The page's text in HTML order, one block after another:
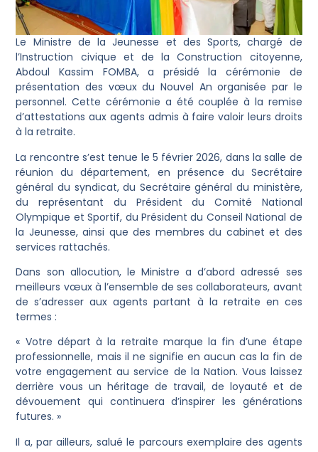
Le Ministre de la Jeunesse et des Sports, chargé de
l’Instruction civique et de la Construction citoyenne,
Abdoul Kassim FOMBA, a présidé la cérémonie de
présentation des vœux du Nouvel An organisée par le
personnel. Cette cérémonie a été couplée à la remise
d’attestations aux agents admis à faire valoir leurs droits
à la retraite.
La rencontre s’est tenue le 5 février 2026, dans la salle de
réunion du département, en présence du Secrétaire
général du syndicat, du Secrétaire général du ministère,
du représentant du Président du Comité National
Olympique et Sportif, du Président du Conseil National de
la Jeunesse, ainsi que des membres du cabinet et des
services rattachés.
Dans son allocution, le Ministre a d’abord adressé ses
meilleurs vœux à l’ensemble de ses collaborateurs, avant
de s’adresser aux agents partant à la retraite en ces
termes :
« Votre départ à la retraite marque la fin d’une étape
professionnelle, mais il ne signifie en aucun cas la fin de
votre engagement au service de la Nation. Vous laissez
derrière vous un héritage de travail, de loyauté et de
dévouement qui continuera d’inspirer les générations
futures. »
Il a, par ailleurs, salué le parcours exemplaire des agents